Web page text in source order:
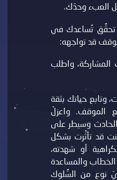
العبء وحدَك.
تحقُّق تُساعدك في
قد تواجهه:
المشاركة، واطلب
وتابع حياتك بثقة
الموقف. واعزلْ
وسيطر على
قد تأثَّرت بشكل
أو شهدته،
والمساعدة
نوع من السُّلوك